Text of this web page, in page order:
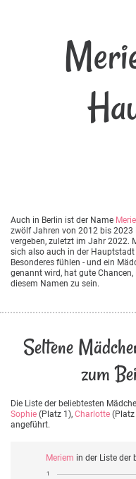
Auch in Berlin ist der Name
zwölf Jahren von 2012 bis 2023
vergeben, zuletzt im Jahr 2022.
sich also auch in der
Besonderes fühlen - und ein
genannt wird, hat gute
diesem Namen zu sein.
Seltene
zum
Die Liste der beliebtesten
Sophie (Platz 1), Charlotte (Platz
angeführt.
Meriem in der Liste der
1